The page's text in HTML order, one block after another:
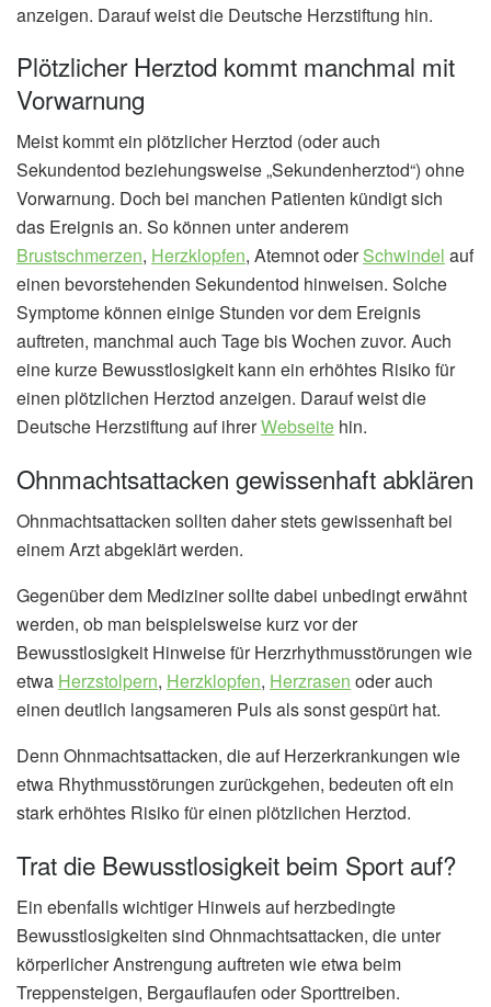
anzeigen. Darauf weist die Deutsche Herzstiftung hin.
Plötzlicher Herztod kommt manchmal mit
Vorwarnung
Meist kommt ein plötzlicher Herztod (oder auch
Sekundentod beziehungsweise „Sekundenherztod“) ohne
Vorwarnung. Doch bei manchen Patienten kündigt sich
das Ereignis an. So können unter anderem
Brustschmerzen, Herzklopfen, Atemnot oderSchwindel auf
einen bevorstehenden Sekundentod hinweisen. Solche
Symptome können einige Stunden vor dem Ereignis
auftreten, manchmal auch Tage bis Wochen zuvor. Auch
eine kurze Bewusstlosigkeit kann ein erhöhtes Risiko für
einen plötzlichen Herztod anzeigen. Darauf weist die
Deutsche Herzstiftung auf ihrerWebseite hin.
Ohnmachtsattacken gewissenhaft abklären
Ohnmachtsattacken sollten daher stets gewissenhaft bei
einem Arzt abgeklärt werden.
Gegenüber dem Mediziner sollte dabei unbedingt erwähnt
werden, ob man beispielsweise kurz vor der
Bewusstlosigkeit Hinweise für Herzrhythmusstörungen wie
etwa Herzstolpern, Herzklopfen, Herzrasen oder auch
einen deutlich langsameren Puls als sonst gespürt hat.
Denn Ohnmachtsattacken, die auf Herzerkrankungen wie
etwa Rhythmusstörungen zurückgehen, bedeuten oft ein
stark erhöhtes Risiko für einen plötzlichen Herztod.
Trat die Bewusstlosigkeit beim Sport auf?
Ein ebenfalls wichtiger Hinweis auf herzbedingte
Bewusstlosigkeiten sind Ohnmachtsattacken, die unter
körperlicher Anstrengung auftreten wie etwa beim
Treppensteigen, Bergauflaufen oder Sporttreiben.